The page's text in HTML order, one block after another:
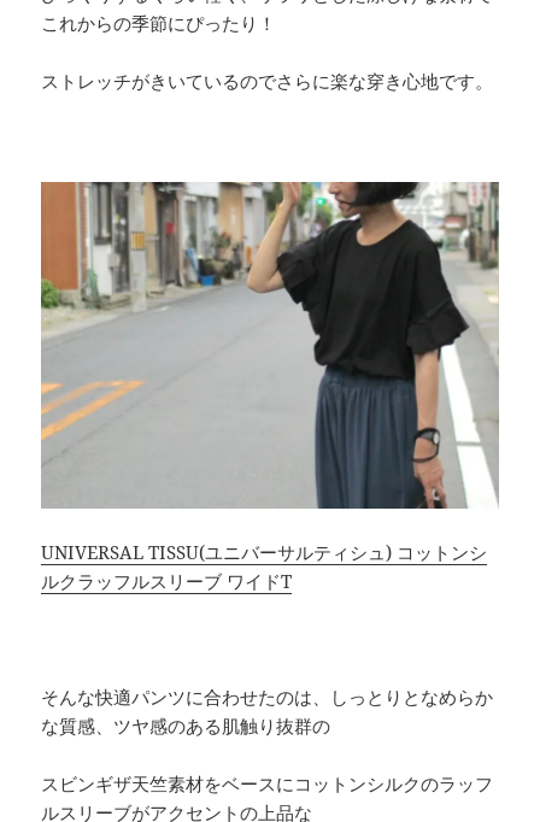
これからの季節にぴったり！
ストレッチがきいているのでさらに楽な穿き心地です。
UNIVERSAL TISSU(ユニバーサルティシュ) コットンシ
ルクラッフルスリーブ ワイドT
そんな快適パンツに合わせたのは、しっとりとなめらか
な質感、ツヤ感のある肌触り抜群の
スビンギザ天竺素材をベースにコットンシルクのラッフ
ルスリーブがアクセントの上品な